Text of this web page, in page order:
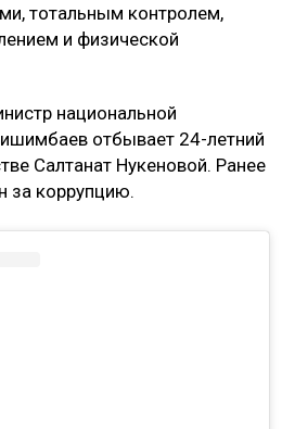
тотальным контролем,
и физической
национальной
отбывает 24-летний
Салтанат Нукеновой. Ранее
за коррупцию.